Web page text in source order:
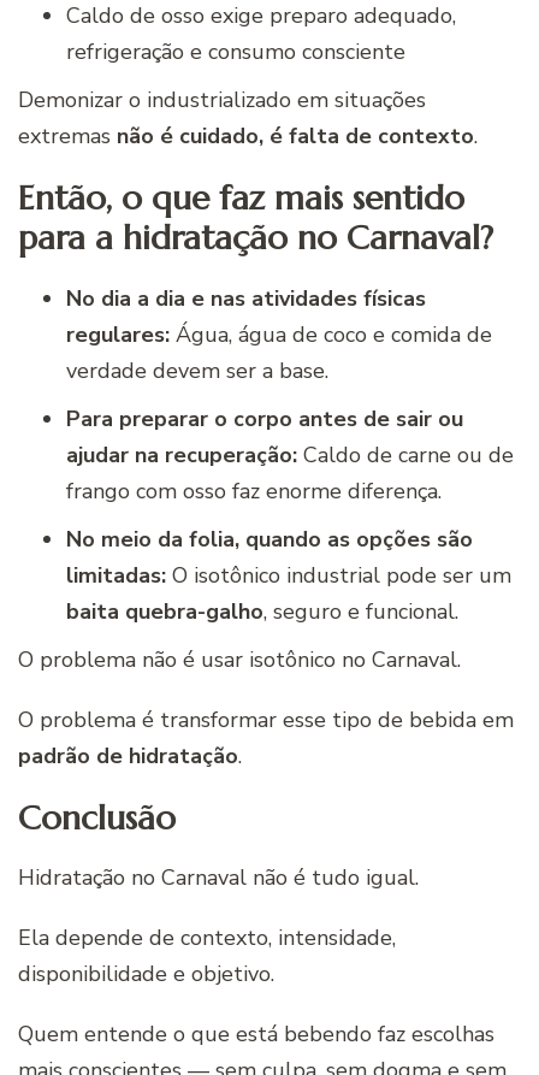
Caldo de osso exige preparo adequado,
refrigeração e consumo consciente
Demonizar o industrializado em situações
extremas não é cuidado, é falta de contexto.
Então, o que faz mais sentido
para a hidratação no Carnaval?
No dia a dia e nas atividades físicas
regulares: Água, água de coco e comida de
verdade devem ser a base.
Para preparar o corpo antes de sair ou
ajudar na recuperação: Caldo de carne ou de
frango com osso faz enorme diferença.
No meio da folia, quando as opções são
limitadas: O isotônico industrial pode ser um
baita quebra-galho, seguro e funcional.
O problema não é usar isotônico no Carnaval.
O problema é transformar esse tipo de bebida em
padrão de hidratação.
Conclusão
Hidratação no Carnaval não é tudo igual.
Ela depende de contexto, intensidade,
disponibilidade e objetivo.
Quem entende o que está bebendo faz escolhas